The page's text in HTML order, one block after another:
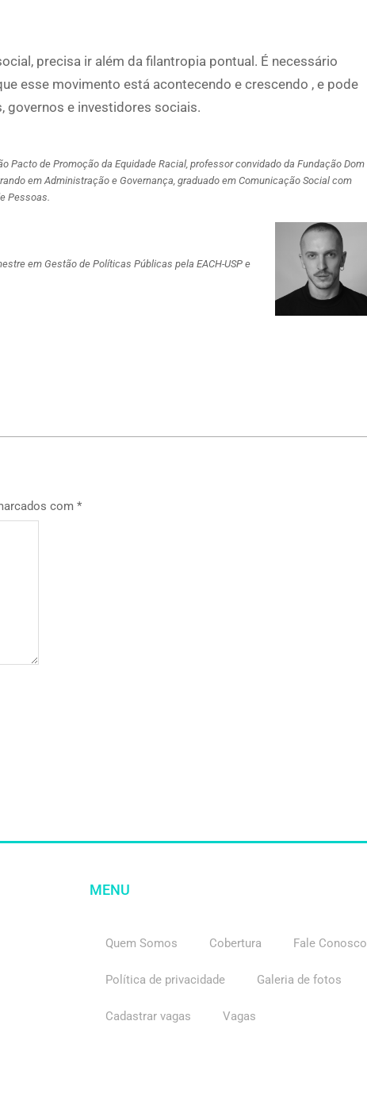
precisa ir além da filantropia pontual. É necessário
esse movimento está acontecendo e crescendo , e pode
governos e investidores sociais.
Pacto de Promoção da Equidade Racial, professor convidado da Fundação Dom
em Administração e Governança, graduado em Comunicação Social com
Pessoas.
em Gestão de Políticas Públicas pela EACH-USP e
com *
MENU
Quem Somos Cobertura Fale Conosco
Política de privacidade Galeria de fotos
Cadastrar vagas Vagas